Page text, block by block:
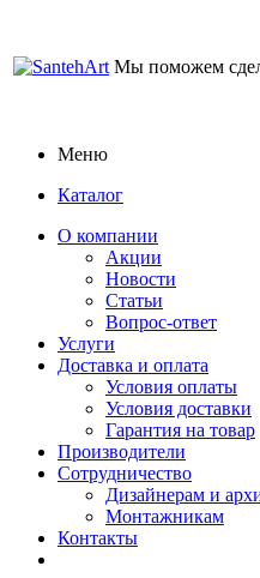
Мы поможем
Меню
Каталог
О компании
Акции
Новости
Статьи
Вопрос-ответ
Услуги
Доставка и оплата
Условия оплаты
Условия доставки
Гарантия на товар
Производители
Сотрудничество
Дизайнерам и
Монтажникам
Контакты